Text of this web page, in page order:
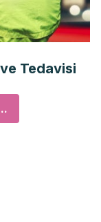
Tedavisi